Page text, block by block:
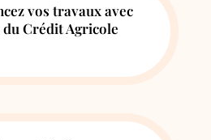
vos travaux avec
Crédit Agricole